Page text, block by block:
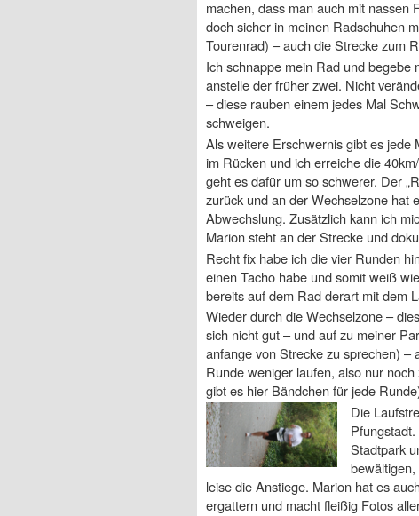
machen, dass man auch mit nassen
doch sicher in meinen Radschuhen
Tourenrad) – auch die Strecke zum
Ich schnappe mein Rad und
anstelle der früher zwei. Nicht
– diese rauben einem jedes Mal
schweigen.
Als weitere Erschwernis gibt es jede
im Rücken und ich erreiche die
geht es dafür um so schwerer. Der
zurück und an der Wechselzone hat
Abwechslung. Zusätzlich kann ich
Marion steht an der Strecke und
Recht fix habe ich die vier Runden
einen Tacho habe und somit weiß
bereits auf dem Rad derart mit dem
Wieder durch die Wechselzone –
sich nicht gut – und auf zu meiner
anfange von Strecke zu sprechen) –
Runde weniger laufen, also nur
gibt es hier Bändchen für jede
Die
Stadtpark
leise die Anstiege. Marion hat es
ergattern und macht fleißig Fotos